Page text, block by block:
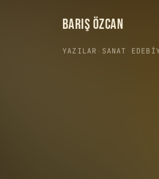
BARIŞ ÖZCAN
YAZILAR › SANAT ·